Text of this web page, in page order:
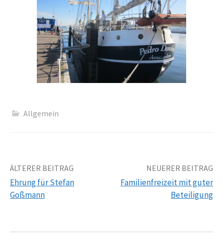
Allgemein
Beitrags-
Navigation
ÄLTERER BEITRAG
Ehrung für Stefan
Goßmann
NEUERER BEITRAG
Familienfreizeit mit guter
Beteiligung